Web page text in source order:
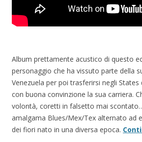
Album prettamente acustico di questo
personaggio che ha vissuto parte della
Venezuela per poi trasferirsi negli
con buona convinzione la sua carriera.
volontà, coretti in falsetto mai
amalgama Blues/Mex/Tex alternato ad
dei fiori nato in una diversa epoca.